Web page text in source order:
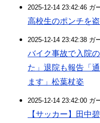
2025-12-14 23:42:46 ガ
高校生のポンチを
2025-12-14 23:42:38 ガ
バイク事故で入院
た」退院も報告「
ます」松葉杖姿
2025-12-14 23:42:00 ガ
【サッカー】田中